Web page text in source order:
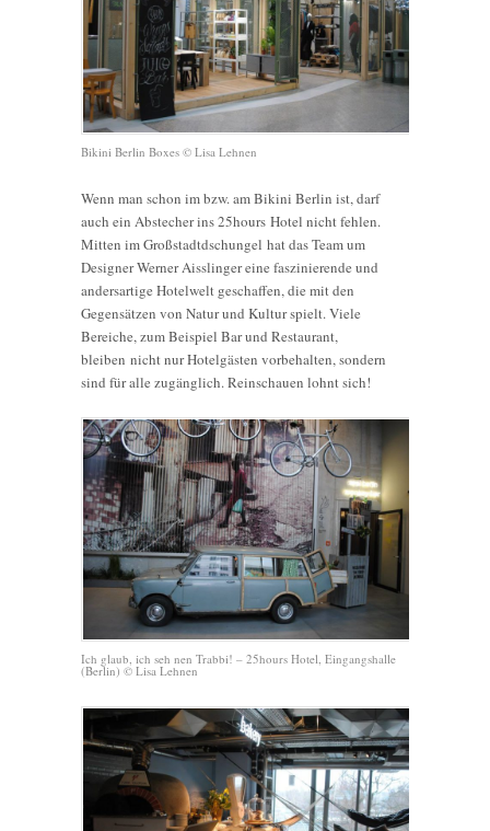
Bikini Berlin Boxes © Lisa Lehnen
Wenn man schon im bzw. am Bikini Berlin ist, darf
auch ein Abstecher ins 25hours Hotel nicht fehlen.
Mitten im Großstadtdschungel hat das Team um
Designer Werner Aisslinger eine faszinierende und
andersartige Hotelwelt geschaffen, die mit den
Gegensätzen von Natur und Kultur spielt. Viele
Bereiche, zum Beispiel Bar und Restaurant,
bleiben nicht nur Hotelgästen vorbehalten, sondern
sind für alle zugänglich. Reinschauen lohnt sich!
Ich glaub, ich seh nen Trabbi! – 25hours Hotel, Eingangshalle
(Berlin) © Lisa Lehnen